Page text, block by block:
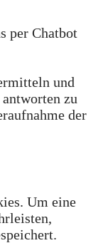
per Chatbot
und
zu
der
Um eine